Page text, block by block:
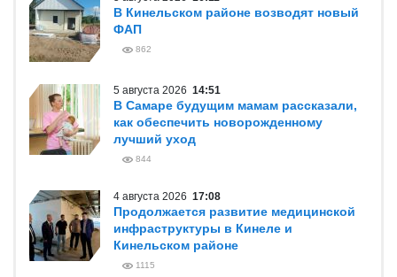
В Кинельском районе возводят новый
ФАП
862
5 августа 2026 14:51
В Самаре будущим мамам рассказали,
как обеспечить новорожденному
лучший уход
844
4 августа 2026 17:08
Продолжается развитие медицинской
инфраструктуры в Кинеле и
Кинельском районе
1115